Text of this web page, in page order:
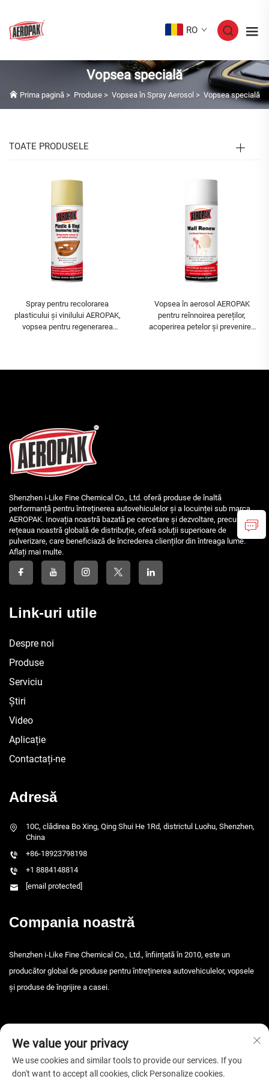
RO
Vopsea specială
Prima pagină > Produse > Vopsea în Spray Aerosol > Vopsea specială
TOATE PRODUSELE
Spray pentru recolorarea
plasticului și vinilului AEROPAK,
vopsea pentru regenerarea
Vopsea în aerosol AEROPAK
pentru reînnoirea pereților,
acoperirea petelor și prevenirea
Shenzhen i-Like Fine Chemical Co., Ltd. oferă produse de înaltă
performanță pentru întreținerea autovehiculelor și a locuinței sub marca
AEROPAK. Inovația noastră bazată pe cercetare și dezvoltare, precum și
rețeaua noastră globală de distribuție, oferă soluții superioare de
pulverizare, care beneficiază de încrederea clienților din întreaga lume.
Aflați mai multe.
Link-uri utile
Despre noi
Produse
Serviciu
Știri
Video
Aplicație
Contactați-ne
Adresă
10C, clădirea Bo Xing, Qing Shui He 1Rd, districtul Luohu, Shenzhen,
China
+86-18923798198
+1 8884148814
[email protected]
Compania noastră
Shenzhen i-Like Fine Chemical Co., Ltd., înființată în 2010, este un
producător global de produse pentru întreținerea autovehiculelor, vopsele
și produse de îngrijire a casei.
Drepturi de autor © 2026 Shenzhen i-Like Fine Chemical Co., Ltd. Toate
We value your privacy
We use cookies and similar tools to provide our services. If you
don't want to accept all cookies, click Personalize cookies.